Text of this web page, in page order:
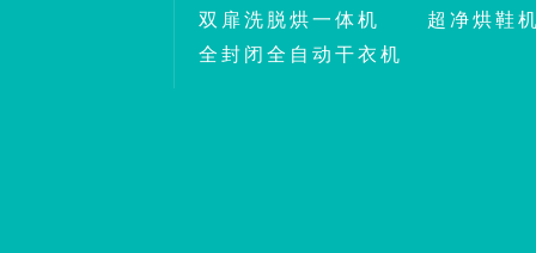
双扉洗脱烘一体机
全封闭全自动干衣机
超净烘鞋